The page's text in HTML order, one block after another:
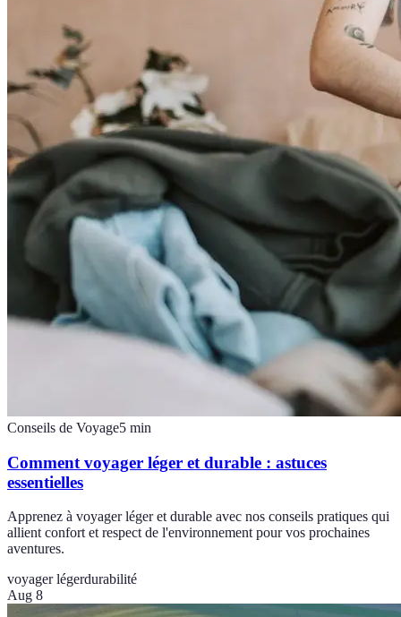
Conseils de Voyage5 min
Comment voyager léger et durable : astuces
essentielles
Apprenez à voyager léger et durable avec nos conseils pratiques qui
allient confort et respect de l'environnement pour vos prochaines
aventures.
voyager légerdurabilité
Aug 8